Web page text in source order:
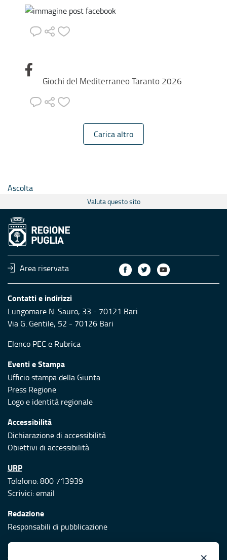
Giochi del Mediterraneo Taranto 2026
Carica altro
Ascolta
Valuta questo sito
Area riservata
Contatti e indirizzi
Lungomare N. Sauro, 33 - 70121 Bari
Via G. Gentile, 52 - 70126 Bari
Elenco PEC e Rubrica
Eventi e Stampa
Ufficio stampa della Giunta
Press Regione
Logo e identità regionale
Accessibilità
Dichiarazione di accessibilità
Obiettivi di accessibilità
URP
Telefono: 800 713939
Scrivici:email
Redazione
Responsabili di pubblicazione
Protezione civile
×